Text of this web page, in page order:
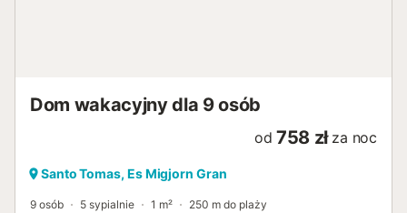
Dom wakacyjny dla 9 osób
od 758 zł za noc
Santo Tomas, Es Migjorn Gran
9 osób 5 sypialnie 1 m² 250 m do plaży